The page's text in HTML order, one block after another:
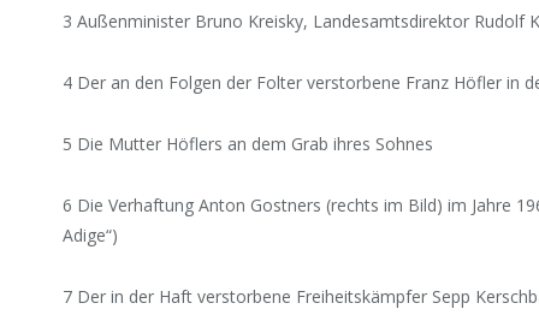
3 Außenminister Bruno Kreisky, Landesamtsdirektor Rudolf
4 Der an den Folgen der Folter verstorbene Franz Höfler in
5 Die Mutter Höflers an dem Grab ihres Sohnes
6 Die Verhaftung Anton Gostners (rechts im Bild) im Jahre
Adige“)
7 Der in der Haft verstorbene Freiheitskämpfer Sepp